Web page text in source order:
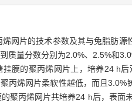
网片的技术参数及其与兔脂肪源
质量分数分别为2.0%、2.5%和
膜的聚丙烯网片上，培养24 h后
丙烯网片柔软性越低，而且
聚丙烯网片共培养24 h后，表面